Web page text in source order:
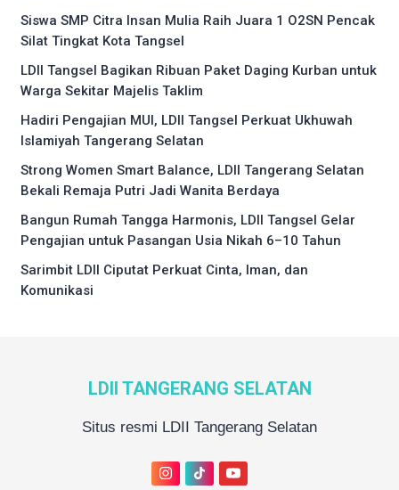
Siswa SMP Citra Insan Mulia Raih Juara 1 O2SN Pencak
Silat Tingkat Kota Tangsel
LDII Tangsel Bagikan Ribuan Paket Daging Kurban untuk
Warga Sekitar Majelis Taklim
Hadiri Pengajian MUI, LDII Tangsel Perkuat Ukhuwah
Islamiyah Tangerang Selatan
Strong Women Smart Balance, LDII Tangerang Selatan
Bekali Remaja Putri Jadi Wanita Berdaya
Bangun Rumah Tangga Harmonis, LDII Tangsel Gelar
Pengajian untuk Pasangan Usia Nikah 6–10 Tahun
Sarimbit LDII Ciputat Perkuat Cinta, Iman, dan
Komunikasi
LDII TANGERANG SELATAN
Situs resmi LDII Tangerang Selatan